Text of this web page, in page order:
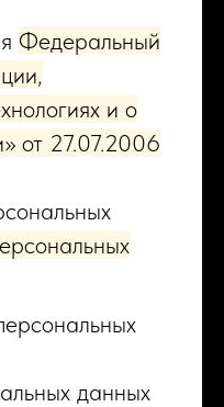
Федеральный
и о
от 27.07.2006
данных